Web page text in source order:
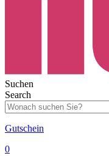
Suchen
Search
Gutschein
0